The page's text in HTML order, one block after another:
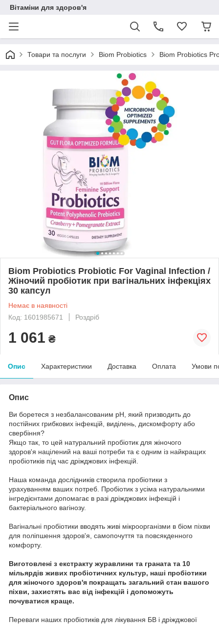
Вітаміни для здоров'я
Товари та послуги Biom Probiotics Biom Probiotics
Biom Probiotics Probiotic For Vaginal Infection /
Жіночий пробіотик при вагінальних інфекціях
30 капсул
Немає в наявності
Код: 1601985671
Роздріб
1 061 ₴
Опис Характеристики Доставка Оплата Умови
Опис
Ви боретеся з незбалансованим pH, який призводить до
постійних грибкових інфекцій, виділень, дискомфорту або
свербіння?
Якщо так, то цей натуральний пробіотик для жіночого
здоров'я націлений на ваші потреби та є одним із найкращих
пробіотиків під час дріжджових інфекцій.
Наша команда дослідників створила пробіотики з
урахуванням ваших потреб. Пробіотик з усіма натуральними
інгредієнтами допомагає в разі дріжджових інфекцій і
бактеріального вагінозу.
Вагінальні пробіотики вводять живі мікроорганізми в біом піхви
для поліпшення здоров'я, самопочуття та повсякденного
комфорту.
Виготовлені з екстракту журавлини та граната та 10
мільярдів живих пробіотичних культур, наші пробіотики
для жіночого здоров'я покращать загальний стан вашого
піхви, захистять вас від інфекцій і допоможуть
почуватися краще.
Переваги наших пробіотиків для лікування БВ і дріжджової